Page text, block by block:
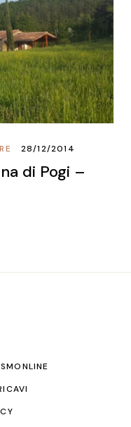
28/12/2014
di Pogi –